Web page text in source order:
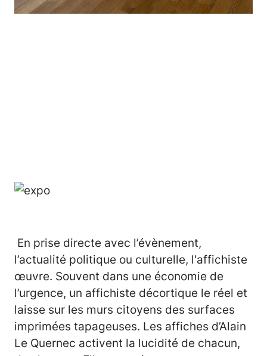
En prise directe avec l’évènement,
l’actualité politique ou culturelle, l'affichiste
œuvre. Souvent dans une économie de
l’urgence, un affichiste décortique le réel et
laisse sur les murs citoyens des surfaces
imprimées tapageuses. Les affiches d’Alain
Le Quernec activent la lucidité de chacun,